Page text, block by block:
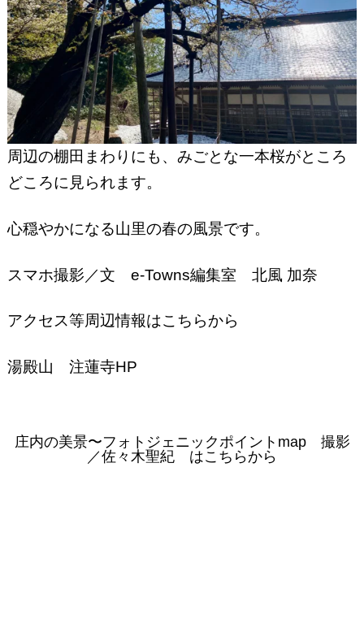
周辺の棚田まわりにも、みごとな一本桜がところ
どころに見られます。
心穏やかになる山里の春の風景です。
スマホ撮影／文 e-Towns編集室 北風 加奈
アクセス等周辺情報はこちらから
湯殿山 注蓮寺HP
庄内の美景〜フォトジェニックポイントmap 撮影
／佐々木聖紀 はこちらから